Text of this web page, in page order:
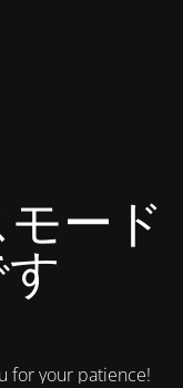
ード
for your patience!